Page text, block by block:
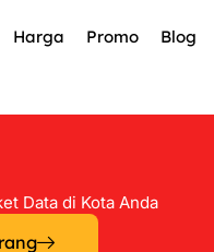
Harga Promo Blog
Data di Kota Anda